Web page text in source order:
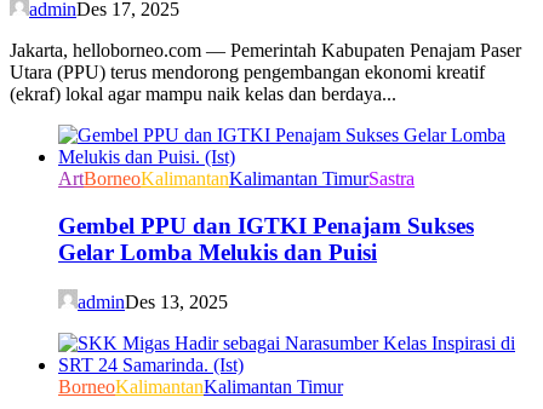
adminDes 17, 2025
Jakarta, helloborneo.com — Pemerintah Kabupaten Penajam Paser
Utara (PPU) terus mendorong pengembangan ekonomi kreatif
(ekraf) lokal agar mampu naik kelas dan berdaya...
ArtBorneoKalimantanKalimantan TimurSastra
Gembel PPU dan IGTKI Penajam Sukses
Gelar Lomba Melukis dan Puisi
adminDes 13, 2025
BorneoKalimantanKalimantan Timur